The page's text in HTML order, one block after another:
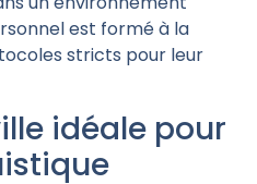
est formé à la
stricts pour leur
idéale pour